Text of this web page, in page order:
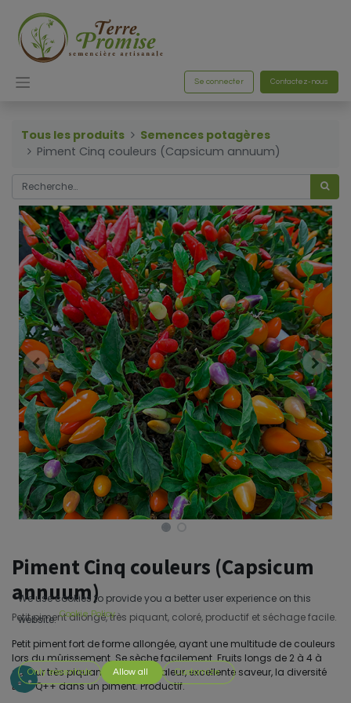
Se connecter Contactez-nous
Tous les produits
Semences potagères
Piment Cinq couleurs (Capsicum annuum)
Piment Cinq couleurs (Capsicum
annuum)
Petit piment allongé, très piquant, coloré, productif et séchage facile.
Petit piment fort de forme allongée, ayant une multitude de couleurs
lors du mûrissement. Se sèche facilement. Fruits longs de 2 à 4 à
saveur très piquante. Bonne chaleur, excellente saveur, la diversité
LGBTQ++ dans un piment. Productif.
We use cookies to provide you a better user experience on this
website. Cookie Policy
Only essentials Allow all Customize